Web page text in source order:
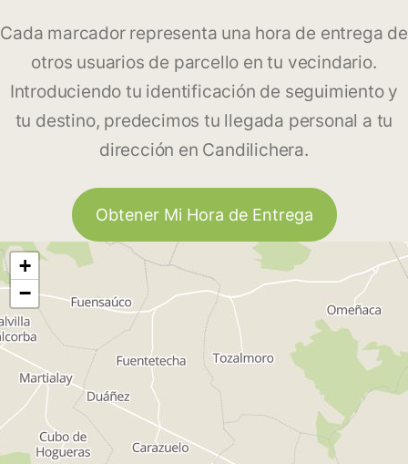
Cada marcador representa una hora de entrega de
otros usuarios de parcello en tu vecindario.
Introduciendo tu identificación de seguimiento y
tu destino, predecimos tu llegada personal a tu
dirección en Candilichera.
Obtener Mi Hora de Entrega
+
−